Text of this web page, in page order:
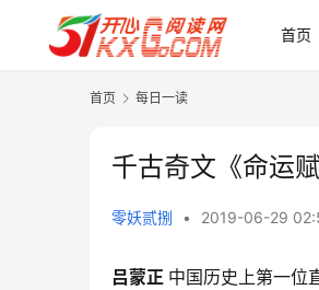
首页
首页 每日一读
千古奇文《命运
零妖贰捌 • 2019-06-29
吕蒙正 中国历史上第一位